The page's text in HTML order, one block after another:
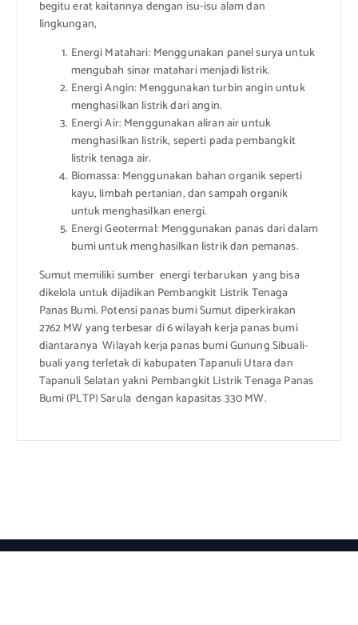
begitu erat kaitannya dengan isu-isu alam dan
lingkungan,
Energi Matahari: Menggunakan panel surya untuk
mengubah sinar matahari menjadi listrik.
Energi Angin: Menggunakan turbin angin untuk
menghasilkan listrik dari angin.
Energi Air: Menggunakan aliran air untuk
menghasilkan listrik, seperti pada pembangkit
listrik tenaga air.
Biomassa: Menggunakan bahan organik seperti
kayu, limbah pertanian, dan sampah organik
untuk menghasilkan energi.
Energi Geotermal: Menggunakan panas dari dalam
bumi untuk menghasilkan listrik dan pemanas.
Sumut memiliki sumber energi terbarukan yang bisa
dikelola untuk dijadikan Pembangkit Listrik Tenaga
Panas Bumi. Potensi panas bumi Sumut diperkirakan
2762 MW yang terbesar di 6 wilayah kerja panas bumi
diantaranya Wilayah kerja panas bumi Gunung Sibuali-
buali yang terletak di kabupaten Tapanuli Utara dan
Tapanuli Selatan yakni Pembangkit Listrik Tenaga Panas
Bumi (PLTP) Sarula dengan kapasitas 330 MW.